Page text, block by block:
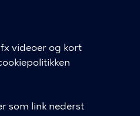
videoer og kort
som link nederst